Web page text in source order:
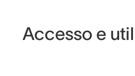
Accesso e